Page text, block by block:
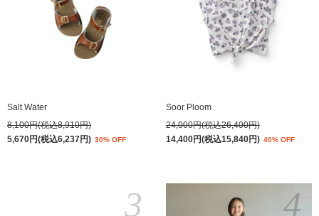
Salt Water
8,100円(税込8,910円)
5,670円(税込6,237円) 30% OFF
Soor Ploom
24,000円(税込26,400円)
14,400円(税込15,840円) 40% OFF
3 4